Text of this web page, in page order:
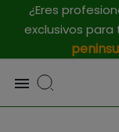
¿Eres
exclusivos para
